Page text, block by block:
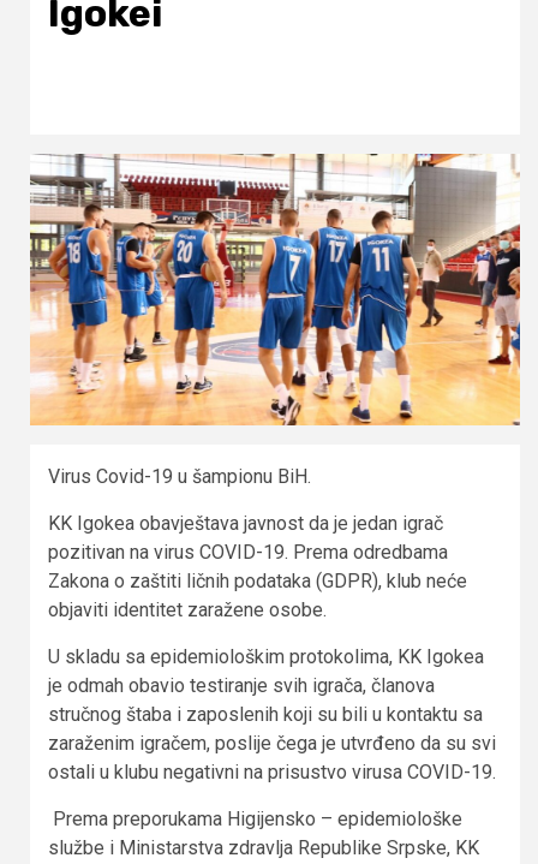
Igokei
Virus Covid-19 u šampionu BiH.
KK Igokea obavještava javnost da je jedan igrač
pozitivan na virus COVID-19. Prema odredbama
Zakona o zaštiti ličnih podataka (GDPR), klub neće
objaviti identitet zaražene osobe.
U skladu sa epidemiološkim protokolima, KK Igokea
je odmah obavio testiranje svih igrača, članova
stručnog štaba i zaposlenih koji su bili u kontaktu sa
zaraženim igračem, poslije čega je utvrđeno da su svi
ostali u klubu negativni na prisustvo virusa COVID-19.
Prema preporukama Higijensko – epidemiološke
službe i Ministarstva zdravlja Republike Srpske, KK